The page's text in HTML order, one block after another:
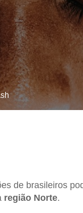
de brasileiros
região Norte.